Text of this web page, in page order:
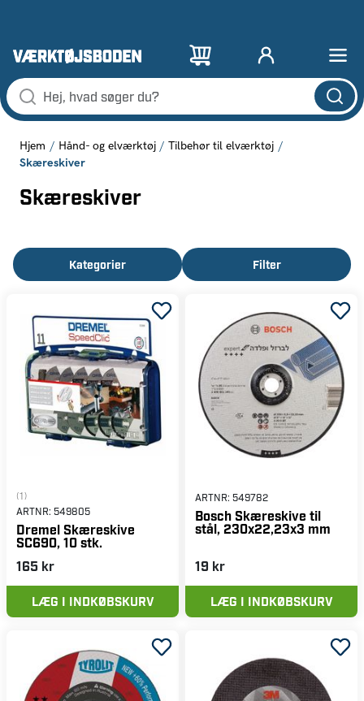
Hjem Hånd- og elværktøj Tilbehør til elværktøj
Skæreskiver
Skæreskiver
Kategorier Filter
(1)
ARTNR: 549805
Dremel Skæreskive
SC690, 10 stk.
165 kr
LÆG I INDKØBSKURV
ARTNR: 549782
Bosch Skæreskive til
stål, 230x22,23x3 mm
19 kr
LÆG I INDKØBSKURV